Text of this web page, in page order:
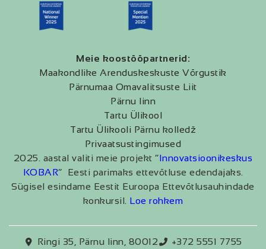
Meie koostööpartnerid:
Maakondlike Arenduskeskuste Võrgustik
Pärnumaa Omavalitsuste Liit
Pärnu linn
Tartu Ülikool
Tartu Ülikooli Pärnu kolledž
Privaatsustingimused
2025. aastal valiti meie projekt “Innovatsioonikeskus
KOBAR” Eesti parimaks ettevõtluse edendajaks.
Sügisel esindame Eestit Euroopa Ettevõtlusauhindade
konkursil. Loe rohkem
Ringi 35, Pärnu linn, 80012 +372 5551 7755